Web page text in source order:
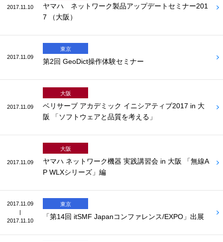
2017.11.10
ヤマハ ネットワーク製品アップデートセミナー201
7 （大阪）
2017.11.09
東京
第2回 GeoDict操作体験セミナー
2017.11.09
大阪
ベリサーブ アカデミック イニシアティブ2017 in 大
阪 「ソフトウェアと品質を考える」
2017.11.09
大阪
ヤマハ ネットワーク機器 実践講習会 in 大阪 「無線A
P WLXシリーズ」編
2017.11.09
|
2017.11.10
東京
「第14回 itSMF Japanコンファレンス/EXPO」出展